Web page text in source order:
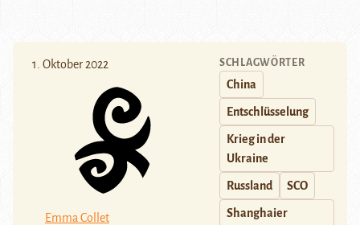
1. Oktober 2022
Emma Collet
SCHLAGWÖRTER
China
Entschlüsselung
Krieg in der
Ukraine
Russland SCO
Shanghaier